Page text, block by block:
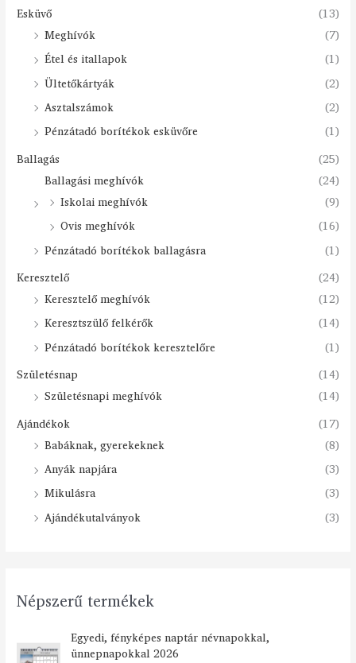
Esküvő
(13)
Meghívók
(7)
Étel és itallapok
(1)
Ültetőkártyák
(2)
Asztalszámok
(2)
Pénzátadó borítékok esküvőre
(1)
Ballagás
(25)
Ballagási meghívók
(24)
Iskolai meghívók
(9)
Ovis meghívók
(16)
Pénzátadó borítékok ballagásra
(1)
Keresztelő
(24)
Keresztelő meghívók
(12)
Keresztszülő felkérők
(14)
Pénzátadó borítékok keresztelőre
(1)
Születésnap
(14)
Születésnapi meghívók
(14)
Ajándékok
(17)
Babáknak, gyerekeknek
(8)
Anyák napjára
(3)
Mikulásra
(3)
Ajándékutalványok
(3)
Népszerű termékek
Egyedi, fényképes naptár névnapokkal,
ünnepnapokkal 2026
r